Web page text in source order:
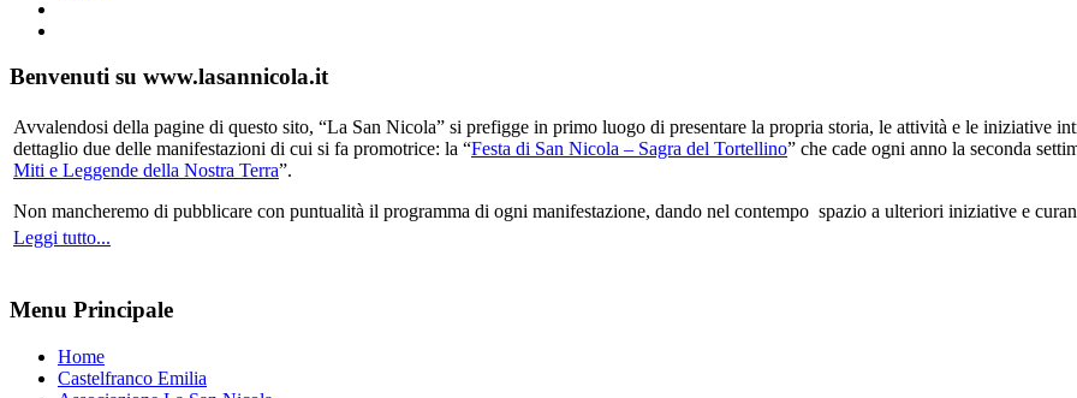
Benvenuti su www.lasannicola.it
Avvalendosi della pagine di questo sito, “La San Nicola” si prefigge in primo luogo di presentare la propria storia, le attività e le iniziative
dettaglio due delle manifestazioni di cui si fa promotrice: la “Festa di San Nicola – Sagra del Tortellino” che cade ogni anno la seconda
Miti e Leggende della Nostra Terra”.
Non mancheremo di pubblicare con puntualità il programma di ogni manifestazione, dando nel contempo spazio a ulteriori iniziative e
Leggi tutto...
Menu Principale
Home
Castelfranco Emilia